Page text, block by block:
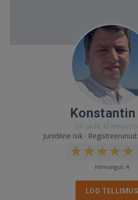
Konstantin
Oli saidil: 42 minutit
Juriidiline isik ·
Hinnangut: 4
LOO TELLIMUS